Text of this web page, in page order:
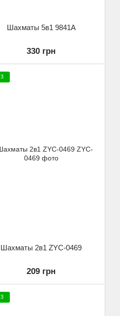
Шахматы 5в1 9841A
330 грн
3
Шахматы 2в1 ZYC-0469
209 грн
3